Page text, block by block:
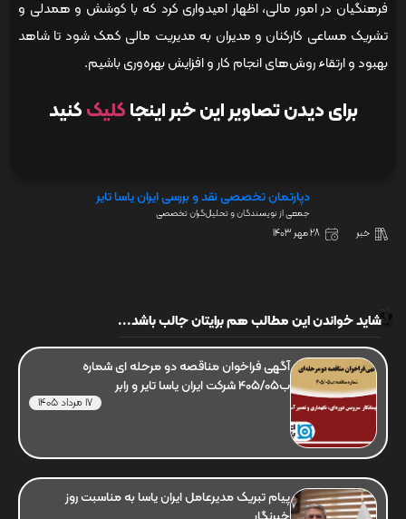
فرهنگیان در امور مالی، اظهار امیدواری کرد که با کوشش و همدلی و
تشریک مساعی کارکنان و مدیران به مدیریت مالی کمک شود تا شاهد
بهبود و ارتقاء روش‌های انجام کار و افزایش بهره‌وری باشیم.
برای دیدن تصاویر این خبر اینجاکلیککنید
دپارتمان تخصصی نقد و بررسی ایران یاسا تایر
جمعی از نویسندگان و تحلیل‌گران تخصصی
خبر 28 مهر 1403
شاید خواندن این مطالب هم برایتان جالب باشد...
آگهی فراخوان مناقصه دو مرحله ای شماره
ب405/05 شرکت ایران یاسا تایر و رابر
17 مرداد 1405
پیام تبریک مدیرعامل ایران یاسا به مناسبت روز